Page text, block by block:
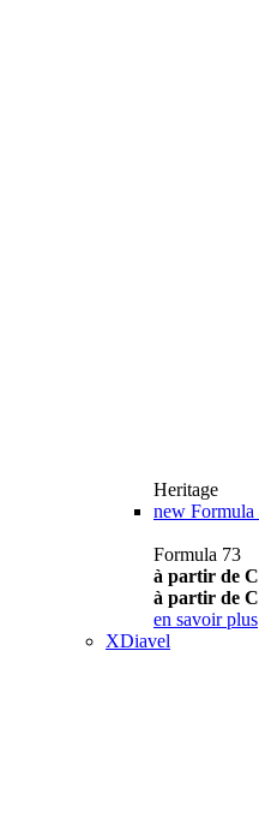
Heritage
new Formula
Formula 73
à partir de
à partir de
en savoir plus
XDiavel